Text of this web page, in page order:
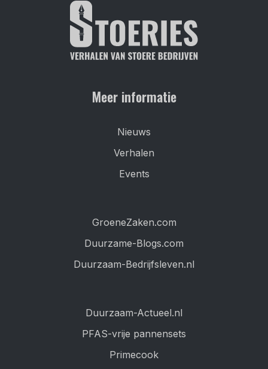
Meer informatie
Nieuws
Verhalen
Events
GroeneZaken.com
Duurzame-Blogs.com
Duurzaam-Bedrijfsleven.nl
Duurzaam-Actueel.nl
PFAS-vrije pannensets
Primecook